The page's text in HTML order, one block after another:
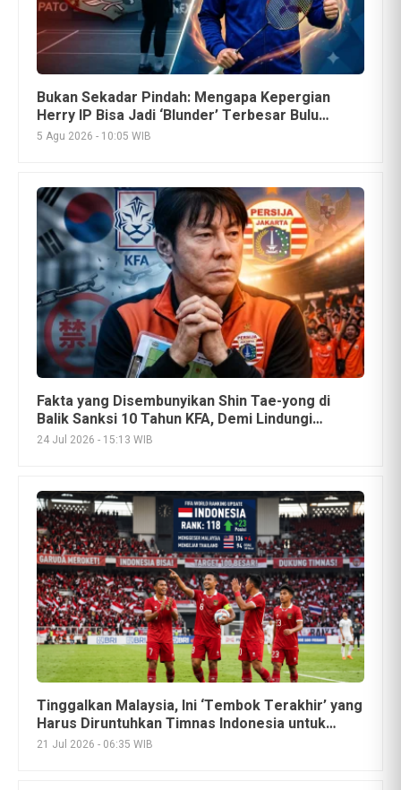
Bukan Sekadar Pindah: Mengapa Kepergian
Herry IP Bisa Jadi ‘Blunder’ Terbesar Bulu
Tangkis Indonesia Dekade Ini
5 Agu 2026 - 10:05 WIB
Fakta yang Disembunyikan Shin Tae-yong di
Balik Sanksi 10 Tahun KFA, Demi Lindungi
Pemain?
24 Jul 2026 - 15:13 WIB
Tinggalkan Malaysia, Ini ‘Tembok Terakhir’ yang
Harus Diruntuhkan Timnas Indonesia untuk
Kuasai Ranking FIFA ASEAN
21 Jul 2026 - 06:35 WIB